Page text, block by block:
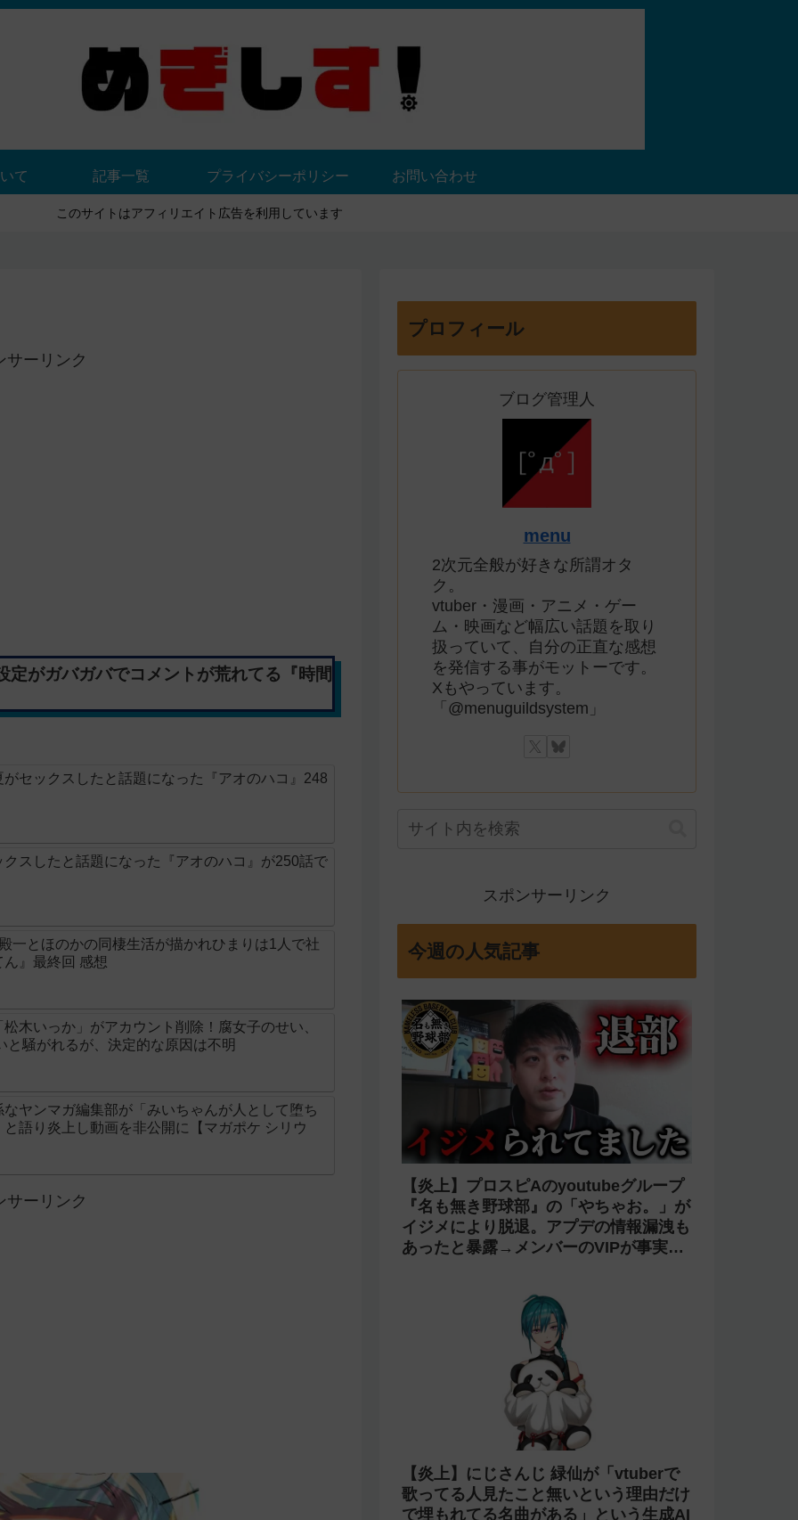
て 記事一覧 プライバシーポリシー お問い合わせ
このサイトはアフィリエイト広告を利用しています
サーリンク
がガバガバでコメントが荒れてる『時間
セックスしたと話題になった『アオのハコ』248
スしたと話題になった『アオのハコ』が250話で
一とほのかの同棲生活が描かれひまりは1人で社
』最終回 感想
木いっか」がアカウント削除！腐女子のせい、
と騒がれるが、決定的な原因は不明
ヤンマガ編集部が「みいちゃんが人として堕ち
語り炎上し動画を非公開に【マガポケ シリウ
サーリンク
プロフィール
ブログ管理人
menu
2次元全般が好きな所謂オタ
ク。
vtuber・漫画・アニメ・ゲー
ム・映画など幅広い話題を取り
扱っていて、自分の正直な感想
を発信する事がモットーです。
Xもやっています。
「@menuguildsystem」
スポンサーリンク
今週の人気記事